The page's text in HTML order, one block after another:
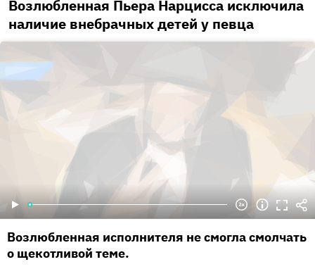
Возлюбленная Пьера Нарцисса исключила
наличие внебрачных детей у певца
Возлюбленная исполнителя не смогла смолчать
о щекотливой теме.